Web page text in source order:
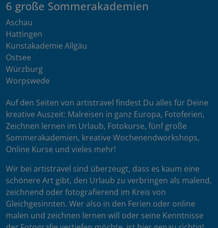
6 große Sommerakademien
Aschau
Hattingen
Kunstakademie Allgäu
Ostsee
Würzburg
Worpswede
Auf den Seiten von artistravel findest Du alles für Deine
kreative Auszeit: Malreisen in ganz Europa, Fotoferien,
Zeichnen lernen im Urlaub, Fotokurse, fünf große
Sommerakademien, kreative Wochenendworkshops,
Online Kurse und vieles mehr!
Wir bei artistravel sind überzeugt, dass es kaum eine
schönere Art gibt, den Urlaub zu verbringen als malend,
zeichnend oder fotografierend im Kreis von
Gleichgesinnten. Wer also in den Ferien oder online
malen und zeichnen lernen will oder seine Kenntnisse